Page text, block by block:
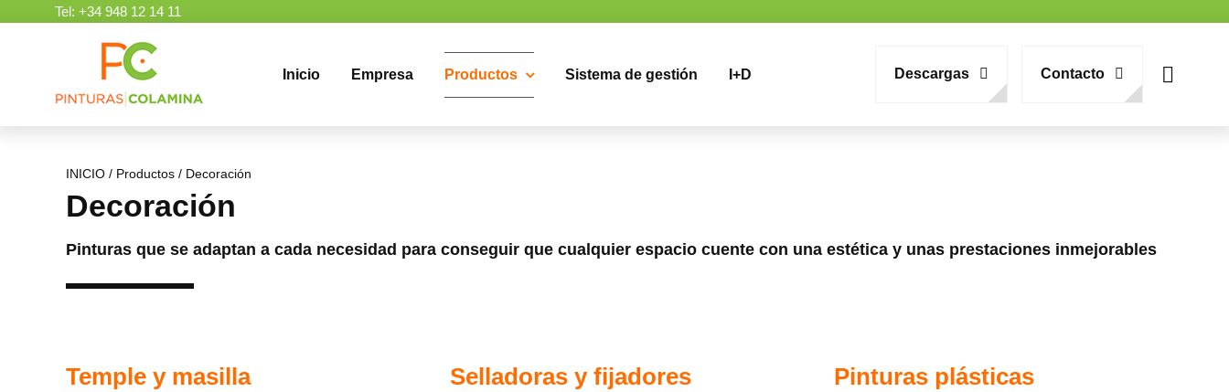
Tel: +34 948 12 14 11
Inicio Empresa Productos Sistema de gestión I+D Descargas Contacto
INICIO/ Productos/ Decoración
Decoración
Pinturas que se adaptan a cada necesidad para conseguir que cualquier espacio cuente con una estética y unas prestaciones inmejorables
Temple y masilla Selladoras y fijadores Pinturas plásticas